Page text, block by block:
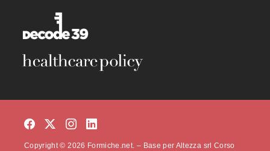
Copyright © 2026 Formiche.net. – Base per Altezza srl Corso